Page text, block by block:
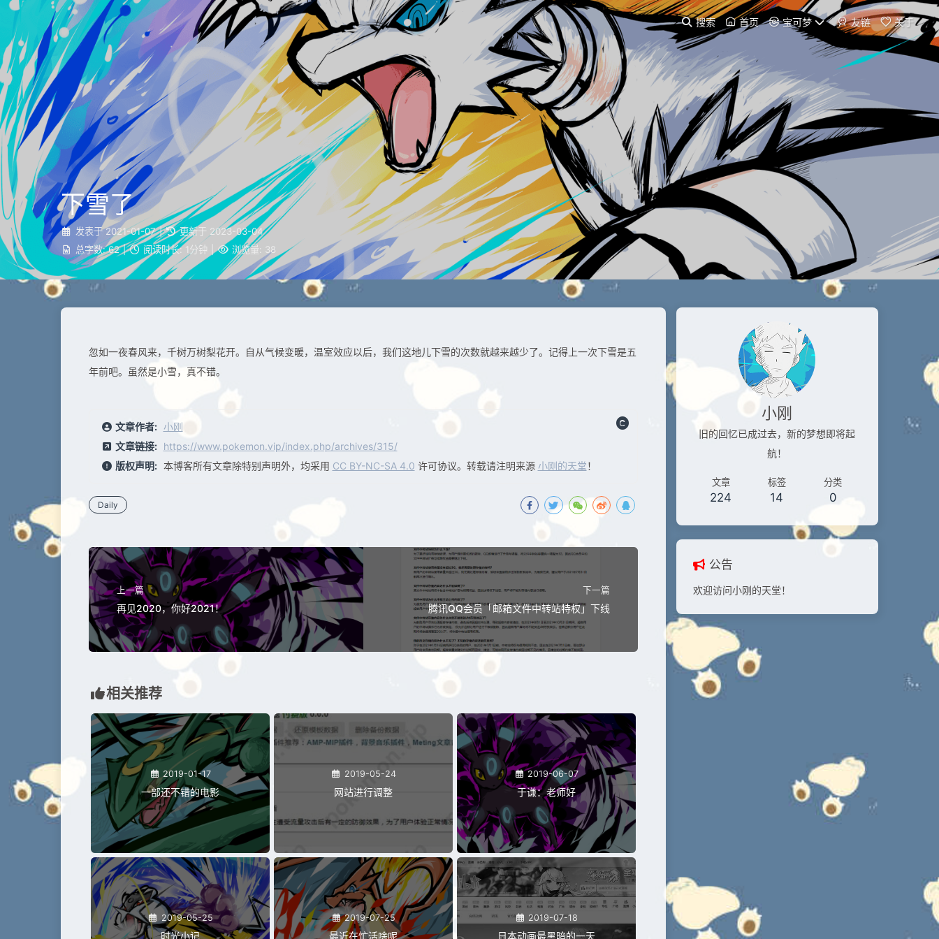
搜索 首页 宝可梦 友链 关于
下雪了
发表于 2021-01-07 | 更新于 2023-03-04
总字数: 62 | 阅读时长: 1分钟 浏览量: 38
忽如一夜春风来，千树万树梨花开。自从气候变暖，温室效应以后，我们这地儿下雪的次数就越来越少了。记得上一次下雪是五
年前吧。虽然是小雪，真不错。
文章作者: 小刚
文章链接: https://www.pokemon.vip/index.php/archives/315/
版权声明: 本博客所有文章除特别声明外，均采用 CC BY-NC-SA 4.0 许可协议。转载请注明来源 小刚的天堂！
Daily
上一篇
再见2020，你好2021！
下一篇
腾讯QQ会员「邮箱文件中转站特权」下线
相关推荐
2019-01-17
一部还不错的电影
2019-05-24
网站进行调整
2019-06-07
于谦：老师好
2019-05-25
时光小记
2019-07-25
最近在忙活啥呢
2019-07-18
日本动画最黑暗的一天
小刚
旧的回忆已成过去，新的梦想即将起
航！
文章
224
标签
14
分类
0
公告
欢迎访问小刚的天堂！